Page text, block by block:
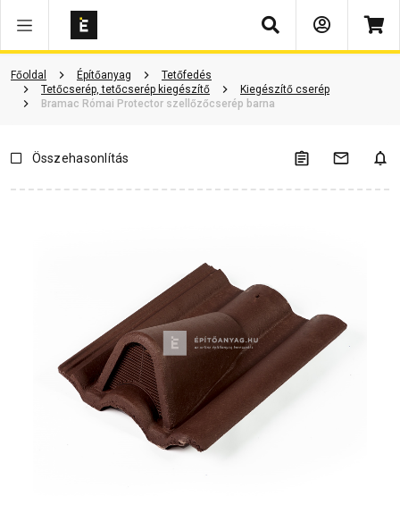
Keresés
Főoldal Építőanyag
Tetőfedés
Tetőcserép, tetőcserép kiegészítő
Kiegészítő cserép
Bramac Római Protector szellőzőcserép barna
Dokumentumok Kérdések és válaszok
Összehasonlítás